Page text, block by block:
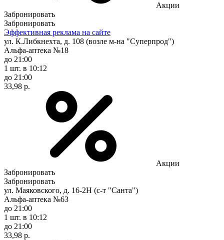
Акции
Забронировать
Забронировать
Эффективная реклама на сайте
ул. К.Либкнехта, д. 108 (возле м-на "Суперпрод")
Альфа-аптека №18
до 21:00
1 шт. в 10:12
до 21:00
33,98 р.
Акции
Забронировать
Забронировать
ул. Маяковского, д. 16-2Н (с-т "Санта")
Альфа-аптека №63
до 21:00
1 шт. в 10:12
до 21:00
33,98 р.